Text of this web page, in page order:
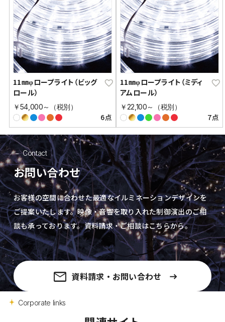
11㎜φロープライト（ビッグ
ロール）
￥54,000～（税別）
6点
11㎜φロープライト（ミディ
アムロール）
￥22,100～（税別）
7点
Contact
お問い合わせ
お客様の空間に合わせた最適なイルミネーションデザインを
ご提案いたします。映像・音響を取り入れた制御演出のご相
談も承っております。資料請求・ご相談はこちらから。
資料請求・お問い合わせ
Corporate links